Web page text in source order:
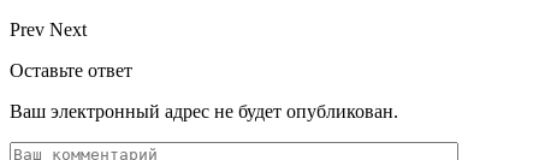
Prev Next
Оставьте ответ
Ваш электронный адрес не будет опубликован.